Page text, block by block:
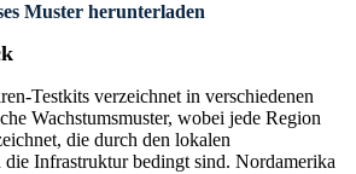
Muster herunterladen
Testkits verzeichnet in verschiedenen
Wachstumsmuster, wobei jede Region
die durch den lokalen
die Infrastruktur bedingt sind. Nordamerika